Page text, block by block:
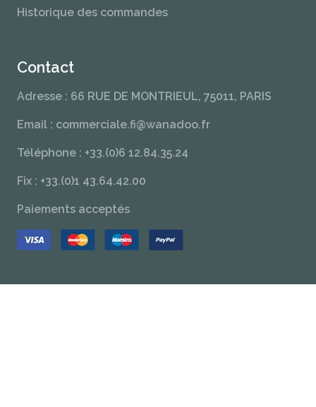
Historique des commandes
Contact
Adresse : 66 RUE DE MONTRIEUL, 75011, PARIS
Email : commerciale.fi@wanadoo.fr
Téléphone : +33.(0)6 12.84.35.24
Fix : +33.(0)1 43.64.42.00
Paiements acceptés